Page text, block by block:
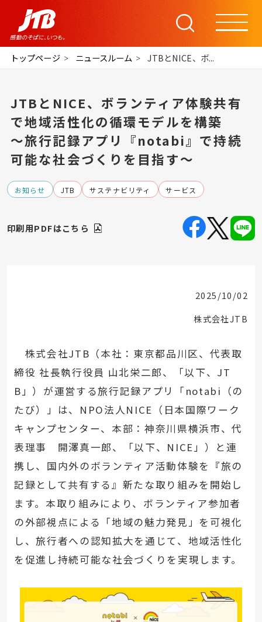
トップページ ニュースルーム JTBとNICE、ボ...
JTBとNICE、ボランティア体験共有
で地域活性化の循環モデルを構築
～旅行記録アプリ『notabi』で持続
可能な社会づくりを目指す～
お知らせ JTB サステナビリティ サービス
印刷用PDFはこちら
2025/10/02
株式会社JTB
株式会社JTB（本社：東京都品川区、代表取
締役 社長執行役員 山北栄二郎、「以下、JT
B」）が運営する旅行記録アプリ「notabi（の
たび）」は、NPO法人NICE（日本国際ワーク
キャンプセンター、本部：神奈川県横浜市、代
表理事 開澤真一郎、「以下、NICE」）と連
携し、国内外のボランティア活動体験を『旅の
記録として共有する』新たな取り組みを開始し
ます。本取り組みにより、ボランティア参加者
の外部視点による「地域の魅力発見」を可視化
し、旅行者への認知拡大を通じて、地域活性化
を促進し持続可能な社会づくりを実現します。